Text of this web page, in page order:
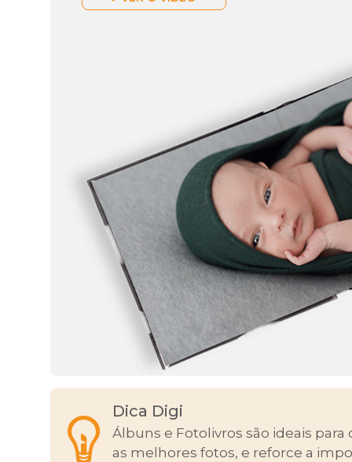
Dica Digi
Álbuns e Fotolivros são ideais
as melhores fotos, e reforce a